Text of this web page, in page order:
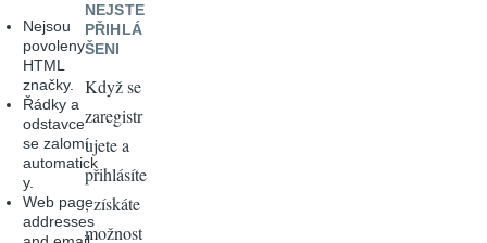
Nejsou
povoleny
HTML
značky.
Řádky a
odstavce
se zalomí
automatick
y.
Web page
addresses
NEJSTE
PŘIHLÁ
ŠENI
Když se
zaregistr
ujete a
přihlásíte
, získáte
možnost